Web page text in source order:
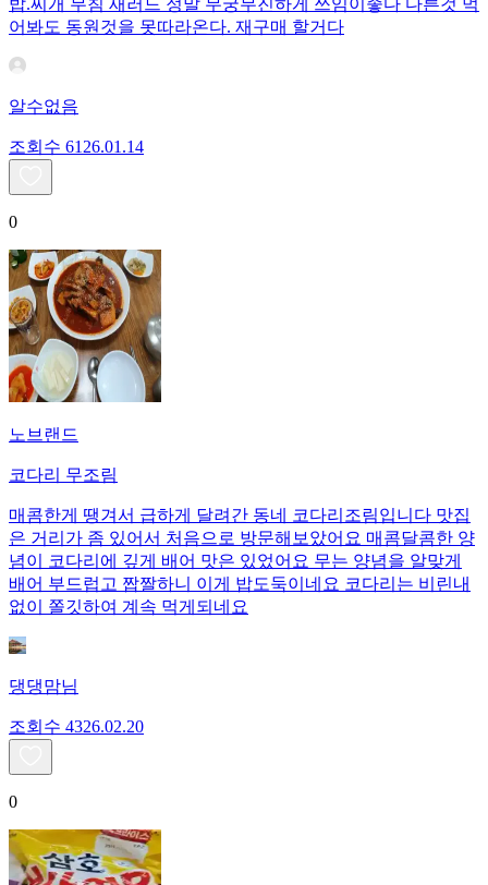
밥.찌개 무침 새러드 정말 무궁무진하게 쓰임이좋다 다른것 먹
어봐도 동원것을 못따라온다. 재구매 할거다
알수없음
조회수 61 26.01.14
0
노브랜드
코다리 무조림
매콤한게 땡겨서 급하게 달려간 동네 코다리조림입니다 맛집
은 거리가 좀 있어서 처음으로 방문해보았어요 매콤달콤한 양
념이 코다리에 깊게 배어 맛은 있었어요 무는 양념을 알맞게
배어 부드럽고 짭짤하니 이게 밥도둑이네요 코다리는 비린내
없이 쫄깃하여 계속 먹게되네요
댕댕맘님
조회수 4326.02.20
0